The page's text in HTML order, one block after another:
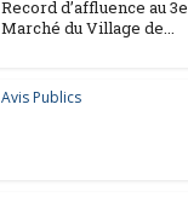
Record d’affluence au 3e
Marché du Village de...
Avis Publics